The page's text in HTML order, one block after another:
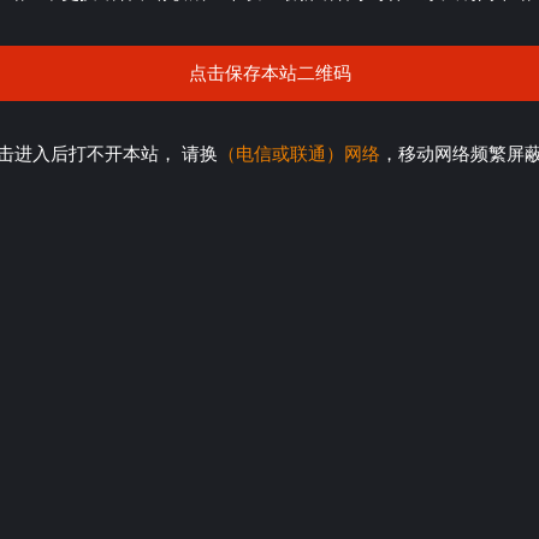
点击保存本站二维码
进入后打不开本站， 请换 （电信或联通）网络 ，移动网络频繁屏